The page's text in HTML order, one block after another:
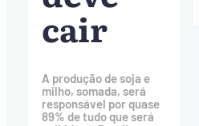
cair
A produção de soja e
milho, somada, será
responsável por quase
89% de tudo que será